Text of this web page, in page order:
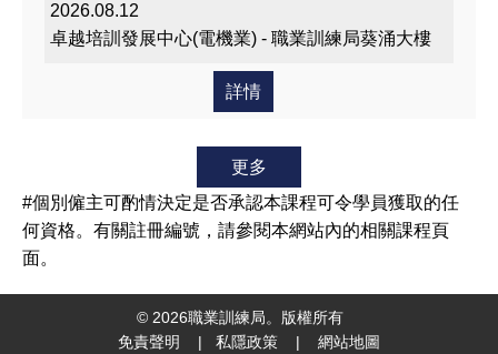
愛的
2026.08.12
卓越培訓發展中心(電機業) - 職業訓練局葵涌大樓
詳情
更多
#個別僱主可酌情決定是否承認本課程可令學員獲取的任
何資格。有關註冊編號，請參閱本網站內的相關課程頁
面。
© 2026職業訓練局。版權所有
免責聲明
| 私隱政策 | 網站地圖